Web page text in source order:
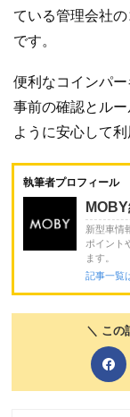
ている管理会社
です。
便利なコインパー
事前の確認とル
ように安心して利
執筆者プロフィール
新型車情
ポイント
ます。
記事一覧
＼ この